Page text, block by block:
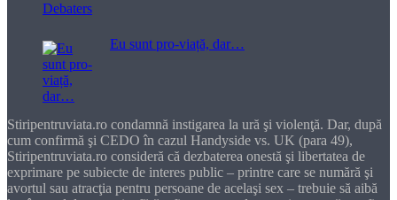
Eu sunt pro-viață, dar…
Stiripentruviata.ro condamnă instigarea la ură şi violenţă. Dar, după
cum confirmă şi CEDO în cazul Handyside vs. UK (para 49),
Stiripentruviata.ro consideră că dezbaterea onestă şi libertatea de
exprimare pe subiecte de interes public – printre care se numără şi
avortul sau atracţia pentru persoane de acelaşi sex – trebuie să aibă